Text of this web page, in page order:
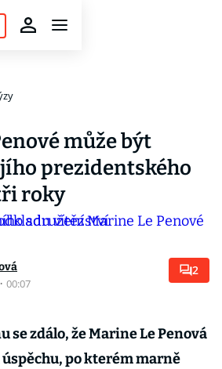
může být
prezidentského
roky
· 00:07
2
se zdálo, že Marine Le Penová
po kterém marně